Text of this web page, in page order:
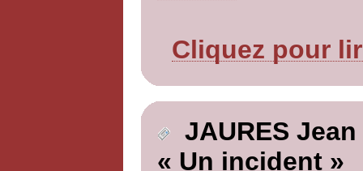
Cliquez pour
JAURES Jean
« Un incident »